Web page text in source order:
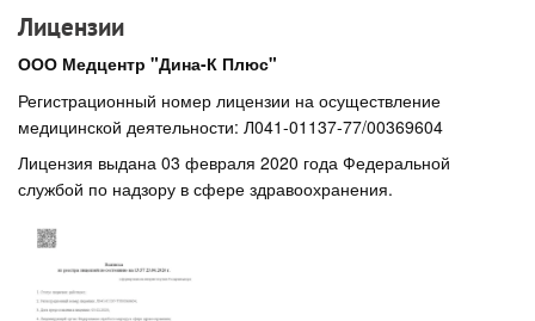
Лицензии
ООО Медцентр "Дина-К Плюс"
Регистрационный номер лицензии на осуществление
медицинской деятельности: Л041-01137-77/00369604
Лицензия выдана 03 февраля 2020 года Федеральной
службой по надзору в сфере здравоохранения.